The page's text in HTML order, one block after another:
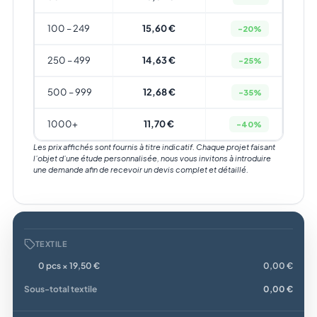
100 – 249 15,60 € -20%
250 – 499 14,63 € -25%
500 – 999 12,68 € -35%
1000+ 11,70 € -40%
Les prix affichés sont fournis à titre indicatif. Chaque projet faisant
l’objet d’une étude personnalisée, nous vous invitons à introduire
une demande afin de recevoir un devis complet et détaillé.
TEXTILE
0 pcs × 19,50 € 0,00 €
Sous-total textile 0,00 €